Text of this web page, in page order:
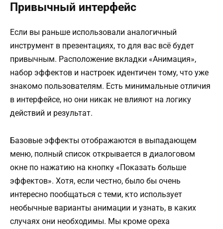
Привычный интерфейс
Если вы раньше использовали аналогичный
инструмент в презентациях, то для вас всё будет
привычным. Расположение вкладки «Анимация»,
набор эффектов и настроек идентичен тому, что уже
знакомо пользователям. Есть минимальные отличия
в интерфейсе, но они никак не влияют на логику
действий и результат.
Базовые эффекты отображаются в выпадающем
меню, полный список открывается в диалоговом
окне по нажатию на кнопку «Показать больше
эффектов». Хотя, если честно, было бы очень
интересно пообщаться с теми, кто использует
необычные варианты анимации и узнать, в каких
случаях они необходимы. Мы кроме ореха